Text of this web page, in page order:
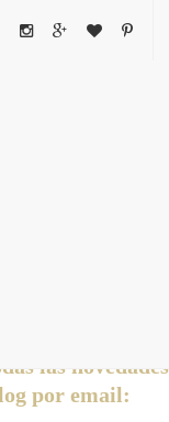
las novedades
por email: